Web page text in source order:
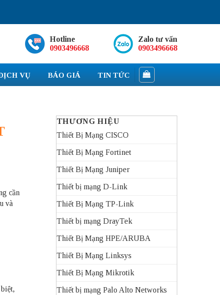
Hotline
0903496668
Zalo tư vấn
0903496668
VỤ BÁO GIÁ TIN TỨC
cần
và
THƯƠNG HIỆU
Thiết Bị Mạng CISCO
Thiết Bị Mạng Fortinet
Thiết Bị Mạng Juniper
Thiết bị mạng D-Link
Thiết Bị Mạng TP-Link
Thiết bị mạng DrayTek
Thiết Bị Mạng HPE/ARUBA
Thiết Bị Mạng Linksys
Thiết Bị Mạng Mikrotik
Thiết bị mạng Palo Alto Networks